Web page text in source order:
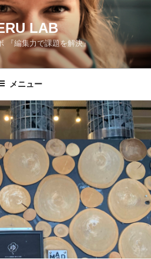
LAB
『編集力で課題を解決』
メニュー